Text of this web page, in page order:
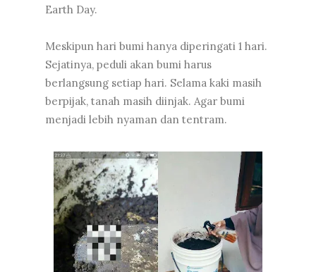
Earth Day.
Meskipun hari bumi hanya diperingati 1 hari.
Sejatinya, peduli akan bumi harus
berlangsung setiap hari. Selama kaki masih
berpijak, tanah masih diinjak. Agar bumi
menjadi lebih nyaman dan tentram.